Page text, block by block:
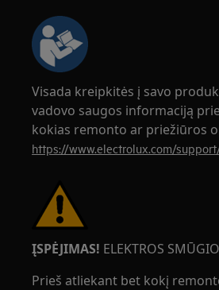
Visada kreipkitės į savo
vadovo saugos informaciją
kokias remonto ar priežiūros
https://www.electrolux.com/
ĮSPĖJIMAS! ELEKTROS
Prieš atliekant bet kokį